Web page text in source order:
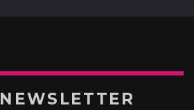
NEWSLETTER